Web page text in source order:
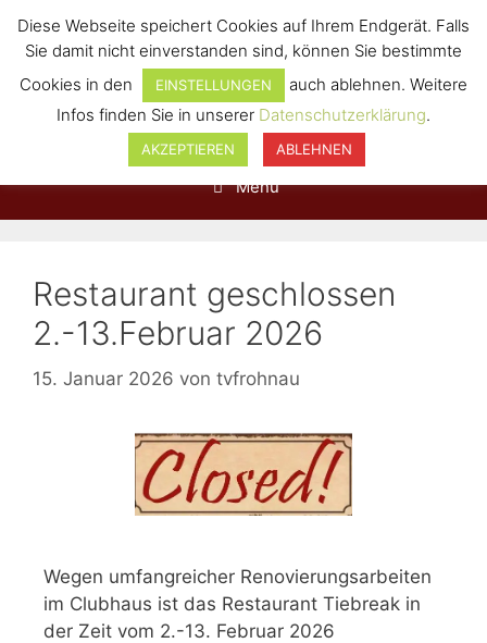
Menü
Restaurant geschlossen
2.-13.Februar 2026
15. Januar 2026 von tvfrohnau
Wegen umfangreicher Renovierungsarbeiten
im Clubhaus ist das Restaurant Tiebreak in
der Zeit vom 2.-13. Februar 2026
Diese Webseite speichert Cookies auf Ihrem Endgerät. Falls
Sie damit nicht einverstanden sind, können Sie bestimmte
Cookies in den
EINSTELLUNGEN
auch ablehnen. Weitere
Infos finden Sie in unserer Datenschutzerklärung.
AKZEPTIEREN ABLEHNEN